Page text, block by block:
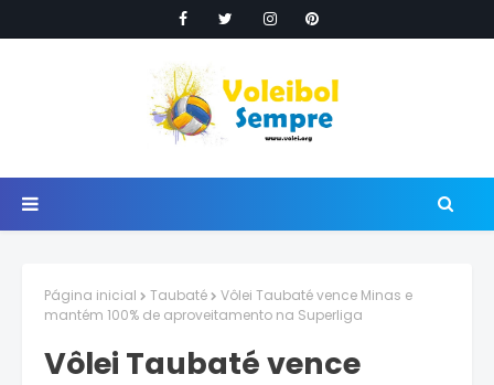
Página inicial Taubaté
Vôlei Taubaté vence Minas e
mantém 100% de aproveitamento na Superliga
Vôlei Taubaté vence